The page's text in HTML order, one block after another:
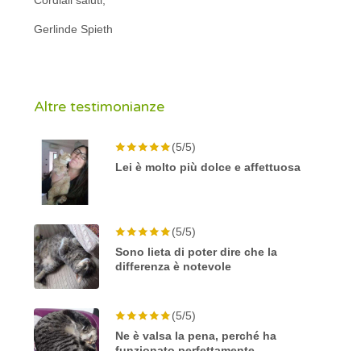
Gerlinde Spieth
Altre testimonianze
(5/5)
Lei è molto più dolce e affettuosa
(5/5)
Sono lieta di poter dire che la
differenza è notevole
(5/5)
Ne è valsa la pena, perché ha